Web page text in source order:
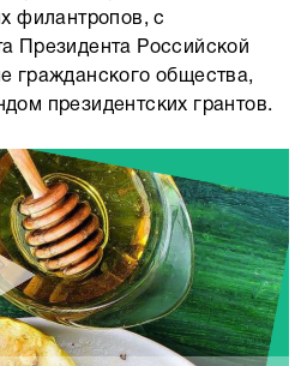
филантропов, с
Президента Российской
гражданского общества,
президентских грантов.